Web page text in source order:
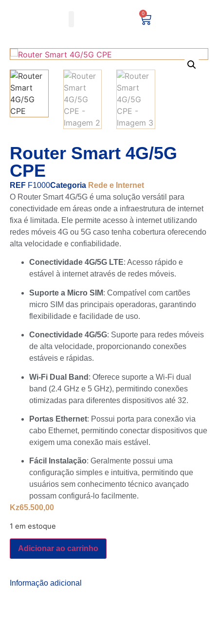
0
Router Smart 4G/5G
CPE
REF F1000Categoria Rede e Internet
O Router Smart 4G/5G é uma solução versátil para
conectividade em áreas onde a infraestrutura de internet
fixa é limitada. Ele permite acesso à internet utilizando
redes móveis 4G ou 5G caso tenha cobertura oferecendo
alta velocidade e confiabilidade.
Conectividade 4G/5G LTE: Acesso rápido e
estável à internet através de redes móveis.
Suporte a Micro SIM: Compatível com cartões
micro SIM das principais operadoras, garantindo
flexibilidade e facilidade de uso.
Conectividade 4G/5G: Suporte para redes móveis
de alta velocidade, proporcionando conexões
estáveis e rápidas.
Wi-Fi Dual Band : Oferece suporte a Wi-Fi dual
band (2.4 GHz e 5 GHz), permitindo conexões
otimizadas para diferentes dispositivos até 32.
Portas Ethernet: Possui porta para conexão via
cabo Ethernet, permitindo conectar dispositivos que
exigem uma conexão mais estável.
Fácil Instalação: Geralmente possui uma
configuração simples e intuitiva, permitindo que
usuários sem conhecimento técnico avançado
possam configurá-lo facilmente.
Kz65.500,00
1 em estoque
Adicionar ao carrinho
Informação adicional